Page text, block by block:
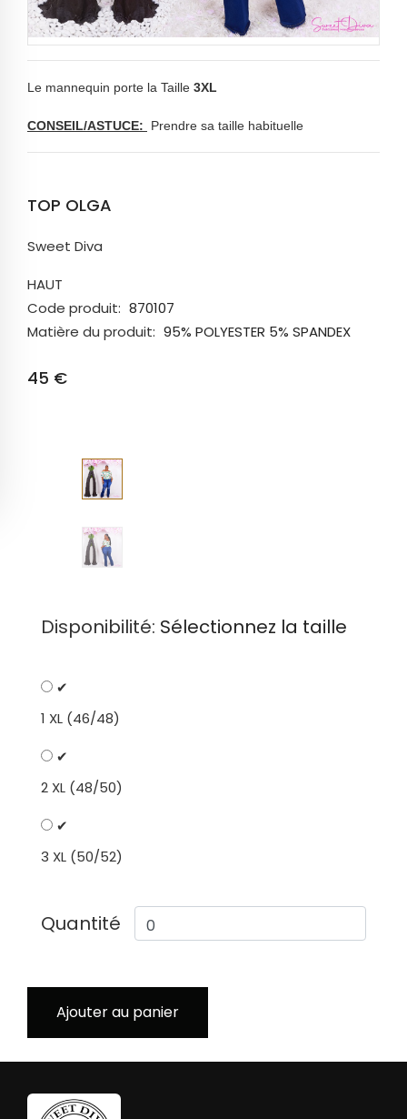
Le mannequin porte la Taille 3XL
CONSEIL/ASTUCE: Prendre sa taille habituelle
TOP OLGA
Sweet Diva
HAUT
Code produit: 870107
Matière du produit: 95% POLYESTER 5% SPANDEX
45 €
Disponibilité: Sélectionnez la taille
✔
1 XL (46/48)
✔
2 XL (48/50)
✔
3 XL (50/52)
Quantité